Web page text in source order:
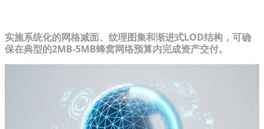
实施系统化的网格减面、纹理图集和渐进式LOD结构，可确
保在典型的2MB-5MB蜂窝网络预算内完成资产交付。